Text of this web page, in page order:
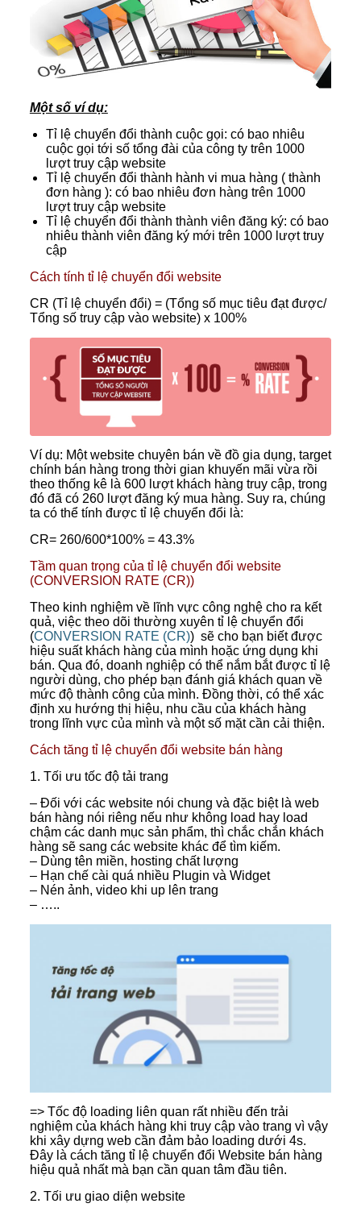
Một số ví dụ:
Tỉ lệ chuyển đổi thành cuộc gọi: có bao nhiêu
cuộc gọi tới số tổng đài của công ty trên 1000
lượt truy cập website
Tỉ lệ chuyển đổi thành hành vi mua hàng ( thành
đơn hàng ): có bao nhiêu đơn hàng trên 1000
lượt truy cập website
Tỉ lệ chuyển đổi thành thành viên đăng ký: có bao
nhiêu thành viên đăng ký mới trên 1000 lượt truy
cập
Cách tính tỉ lệ chuyển đổi website
CR (Tỉ lệ chuyển đổi) = (Tổng số mục tiêu đạt được/
Tổng số truy cập vào website) x 100%
Ví dụ: Một website chuyên bán về đồ gia dụng, target
chính bán hàng trong thời gian khuyến mãi vừa rồi
theo thống kê là 600 lượt khách hàng truy cập, trong
đó đã có 260 lượt đăng ký mua hàng. Suy ra, chúng
ta có thể tính được tỉ lệ chuyển đổi là:
CR= 260/600*100% = 43.3%
Tầm quan trọng của tỉ lệ chuyển đổi website
(CONVERSION RATE (CR))
Theo kinh nghiệm về lĩnh vực công nghệ cho ra kết
quả, việc theo dõi thường xuyên tỉ lệ chuyển đổi
(CONVERSION RATE (CR)) sẽ cho bạn biết được
hiệu suất khách hàng của mình hoặc ứng dụng khi
bán. Qua đó, doanh nghiệp có thể nắm bắt được tỉ lệ
người dùng, cho phép bạn đánh giá khách quan về
mức độ thành công của mình. Đồng thời, có thể xác
định xu hướng thị hiệu, nhu cầu của khách hàng
trong lĩnh vực của mình và một số mặt cần cải thiện.
Cách tăng tỉ lệ chuyển đổi website bán hàng
1. Tối ưu tốc độ tải trang
– Đối với các website nói chung và đặc biệt là web
bán hàng nói riêng nếu như không load hay load
chậm các danh mục sản phẩm, thì chắc chắn khách
hàng sẽ sang các website khác để tìm kiếm.
– Dùng tên miền, hosting chất lượng
– Hạn chế cài quá nhiều Plugin và Widget
– Nén ảnh, video khi up lên trang
– …..
=> Tốc độ loading liên quan rất nhiều đến trải
nghiệm của khách hàng khi truy cập vào trang vì vậy
khi xây dựng web cần đảm bảo loading dưới 4s.
Đây là cách tăng tỉ lệ chuyển đổi Website bán hàng
hiệu quả nhất mà bạn cần quan tâm đầu tiên.
2. Tối ưu giao diện website